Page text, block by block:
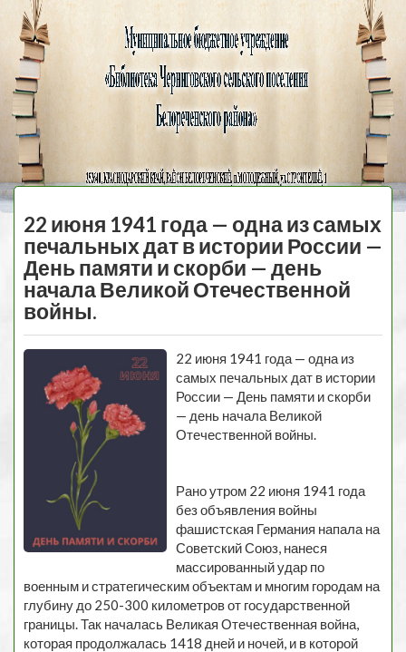
Черниговская
библиотека
МЕНЮ
22 июня 1941 года — одна из самых
печальных дат в истории России —
День памяти и скорби — день
начала Великой Отечественной
войны.
22 июня 1941 года — одна из
самых печальных дат в истории
России — День памяти и скорби
— день начала Великой
Отечественной войны.
Рано утром 22 июня 1941 года
без объявления войны
фашистская Германия напала на
Советский Союз, нанеся
массированный удар по
военным и стратегическим объектам и многим городам на
глубину до 250-300 километров от государственной
границы. Так началась Великая Отечественная война,
которая продолжалась 1418 дней и ночей, и в которой